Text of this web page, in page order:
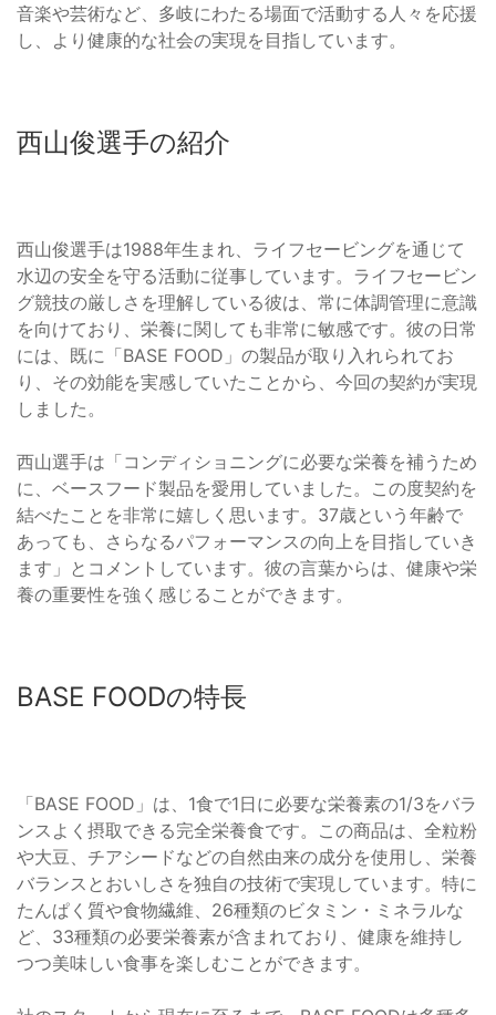
音楽や芸術など、多岐にわたる場面で活動する人々を応援
し、より健康的な社会の実現を目指しています。
西山俊選手の紹介
西山俊選手は1988年生まれ、ライフセービングを通じて
水辺の安全を守る活動に従事しています。ライフセービン
グ競技の厳しさを理解している彼は、常に体調管理に意識
を向けており、栄養に関しても非常に敏感です。彼の日常
には、既に「BASE FOOD」の製品が取り入れられてお
り、その効能を実感していたことから、今回の契約が実現
しました。
西山選手は「コンディショニングに必要な栄養を補うため
に、ベースフード製品を愛用していました。この度契約を
結べたことを非常に嬉しく思います。37歳という年齢で
あっても、さらなるパフォーマンスの向上を目指していき
ます」とコメントしています。彼の言葉からは、健康や栄
養の重要性を強く感じることができます。
BASE FOODの特長
「BASE FOOD」は、1食で1日に必要な栄養素の1/3をバラ
ンスよく摂取できる完全栄養食です。この商品は、全粒粉
や大豆、チアシードなどの自然由来の成分を使用し、栄養
バランスとおいしさを独自の技術で実現しています。特に
たんぱく質や食物繊維、26種類のビタミン・ミネラルな
ど、33種類の必要栄養素が含まれており、健康を維持し
つつ美味しい食事を楽しむことができます。